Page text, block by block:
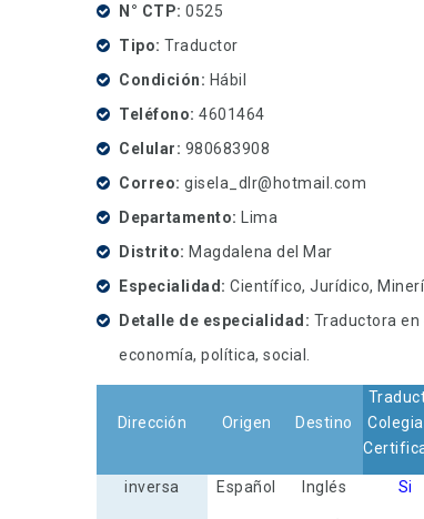
N° CTP 0525
Tipo Traductor
Condición
Hábil
Teléfono 4601464
Celular
980683908
Correo gisela_dlr@hotmail.com
Departamento Lima
Distrito Magdalena del Mar
Especialidad Científico, Jurídico,
Detalle de especialidad
Traductora
economía, política, social.
Dirección Origen Destino
inversa Español Inglés Si